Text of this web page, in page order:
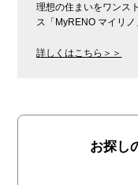
理想の住まいをワンス
ス「MyRENO マイリノ
詳しくはこちら＞＞
お探し